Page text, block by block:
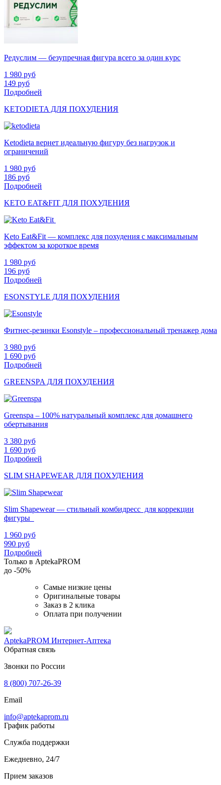
Редуслим — безупречная фигура всего за один курс
1 980 руб
149 руб
Подробней
KETODIETA ДЛЯ ПОХУДЕНИЯ
Ketodieta вернет идеальную фигуру без нагрузок и
ограничений
1 980 руб
186 руб
Подробней
KETO EAT&FIT ДЛЯ ПОХУДЕНИЯ
Keto Eat&Fit — комплекс для похудения с максимальным
эффектом за короткое время
1 980 руб
196 руб
Подробней
ESONSTYLE ДЛЯ ПОХУДЕНИЯ
Фитнес-резинки Esonstyle – профессиональный тренажер дома
3 980 руб
1 690 руб
Подробней
GREENSPA ДЛЯ ПОХУДЕНИЯ
Greenspa – 100% натуральный комплекс для домашнего
обертывания
3 380 руб
1 690 руб
Подробней
SLIM SHAPEWEAR ДЛЯ ПОХУДЕНИЯ
Slim Shapewear — стильный комбидресс для коррекции
фигуры
1 960 руб
990 руб
Подробней
Только в AptekaPROM
до -50%
Самые низкие цены
Оригинальные товары
Заказ в 2 клика
Оплата при получении
AptekaPROM Интернет-Аптека
Обратная связь
Звонки по России
8 (800) 707-26-39
Email
info@aptekaprom.ru
График работы
Служба поддержки
Ежедневно, 24/7
Прием заказов